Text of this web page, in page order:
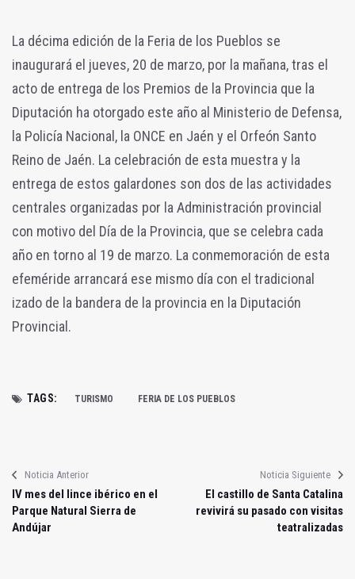
La décima edición de la Feria de los Pueblos se
inaugurará el jueves, 20 de marzo, por la mañana, tras el
acto de entrega de los Premios de la Provincia que la
Diputación ha otorgado este año al Ministerio de Defensa,
la Policía Nacional, la ONCE en Jaén y el Orfeón Santo
Reino de Jaén. La celebración de esta muestra y la
entrega de estos galardones son dos de las actividades
centrales organizadas por la Administración provincial
con motivo del Día de la Provincia, que se celebra cada
año en torno al 19 de marzo. La conmemoración de esta
efeméride arrancará ese mismo día con el tradicional
izado de la bandera de la provincia en la Diputación
Provincial.
TAGS: TURISMO FERIA DE LOS PUEBLOS
Noticia Anterior
IV mes del lince ibérico en el
Parque Natural Sierra de
Andújar
Noticia Siguiente
El castillo de Santa Catalina
revivirá su pasado con visitas
teatralizadas